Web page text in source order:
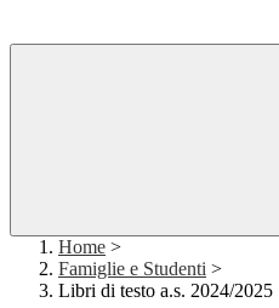
Home >
Famiglie e Studenti >
Libri di testo a.s. 2024/2025